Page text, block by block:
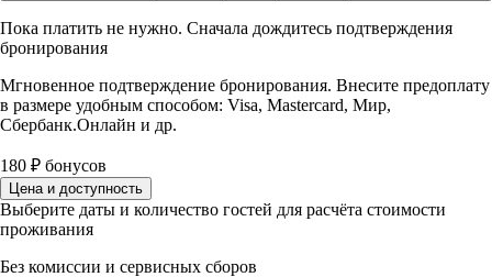
Пока платить не нужно. Сначала дождитесь подтверждения
бронирования
Мгновенное подтверждение бронирования. Внесите предоплату
в размере удобным способом: Visa, Mastercard, Мир,
Сбербанк.Онлайн и др.
180 ₽ бонусов
Цена и доступность
Выберите даты и количество гостей для расчёта стоимости
проживания
Без комиссии и сервисных сборов